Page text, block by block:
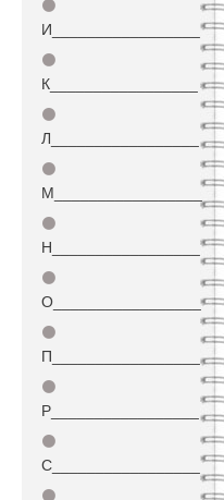
⚫
И_________________
⚫
К_________________
⚫
Л_________________
⚫
М_________________
⚫
Н_________________
⚫
О_________________
⚫
П_________________
⚫
Р_________________
⚫
С_________________
⚫